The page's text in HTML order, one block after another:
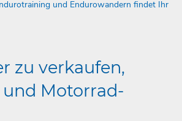
und Endurowandern findet Ihr
zu verkaufen,
Motorrad-